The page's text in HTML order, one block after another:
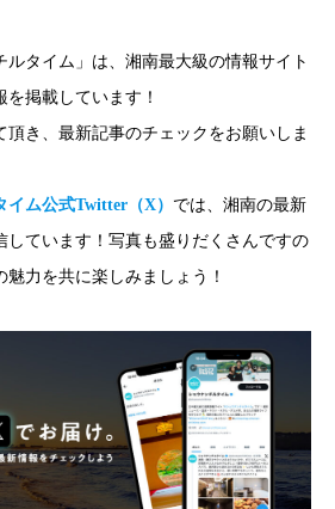
ルタイム」は、湘南最大級の情報サイト
掲載しています！
頂き、最新記事のチェックをお願いしま
イム公式Twitter（X） では、湘南の最新
しています！写真も盛りだくさんですの
力を共に楽しみましょう！